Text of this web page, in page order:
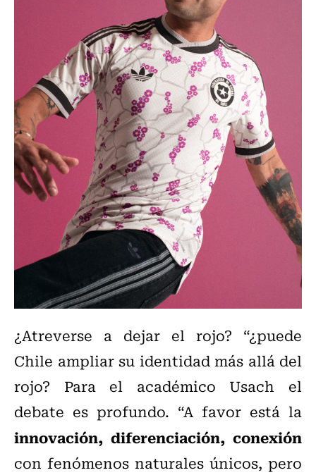
¿Atreverse a dejar el rojo? “¿puede
Chile ampliar su identidad más allá del
rojo? Para el académico Usach el
debate es profundo. “A favor está la
innovación, diferenciación, conexión
con fenómenos naturales únicos, pero